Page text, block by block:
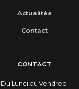
Actualités
Contact
CONTACT
Du Lundi au Vendredi